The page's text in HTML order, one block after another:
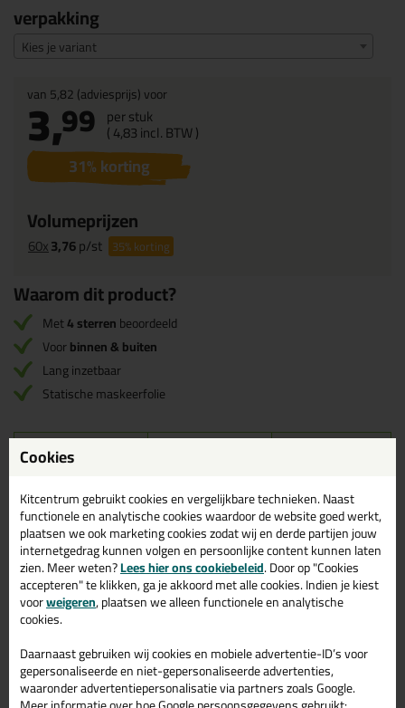
verpakking
Kies je variant
van5,82(adviesprijs) voor
3,99 per stuk
(4,83incl. BTW )
31% korting
Volumeprijzen
60x3,76p/st 35%korting
Waarom dit product?
Met4 sterrenbeoordeeld
Voorbinnen & buiten
Lang inzetbaar
Statische maskeerfolie
Omschrijving
Technische gegevens Maskeerfolie
met Goldtape
Afmetingen
550 mm x 33m (55cmx33m)
1400 mm x 33m (140cmx33m)
2700 mm x 20m (270cmx20m)
Liever een goedkopere variant voor binnenshuis gebruik? Probeer
dan demaskeerfolie met Crepetape.
Cookies
Kitcentrum gebruikt cookies en vergelijkbare technieken. Naast
functionele en analytische cookies waardoor de website goed werkt,
plaatsen we ook marketing cookies zodat wij en derde partijen jouw
internetgedrag kunnen volgen en persoonlijke content kunnen laten
zien. Meer weten?Lees hier ons cookiebeleid. Door op "Cookies
accepteren" te klikken, ga je akkoord met alle cookies. Indien je kiest
voorweigeren, plaatsen we alleen functionele en analytische
cookies.
Daarnaast gebruiken wij cookies en mobiele advertentie-ID’s voor
gepersonaliseerde en niet-gepersonaliseerde advertenties,
waaronder advertentiepersonalisatie via partners zoals Google.